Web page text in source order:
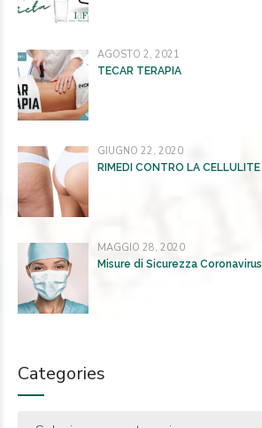
AGOSTO 2, 2021
TECAR TERAPIA
GIUGNO 22, 2020
RIMEDI CONTRO LA CELLULITE
MAGGIO 28, 2020
Misure di Sicurezza Coronavirus
Categories